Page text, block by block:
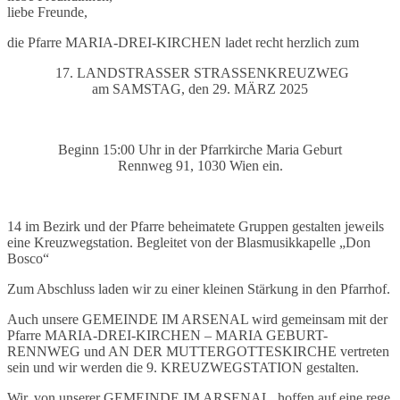
liebe Freunde,
die Pfarre MARIA-DREI-KIRCHEN ladet recht herzlich zum
17. LANDSTRASSER STRASSENKREUZWEG
am SAMSTAG, den 29. MÄRZ 2025
Beginn 15:00 Uhr in der Pfarrkirche Maria Geburt
Rennweg 91, 1030 Wien ein.
14 im Bezirk und der Pfarre beheimatete Gruppen gestalten jeweils
eine Kreuzwegstation. Begleitet von der Blasmusikkapelle „Don
Bosco“
Zum Abschluss laden wir zu einer kleinen Stärkung in den Pfarrhof.
Auch unsere GEMEINDE IM ARSENAL wird gemeinsam mit der
Pfarre MARIA-DREI-KIRCHEN – MARIA GEBURT-
RENNWEG und AN DER MUTTERGOTTESKIRCHE vertreten
sein und wir werden die 9. KREUZWEGSTATION gestalten.